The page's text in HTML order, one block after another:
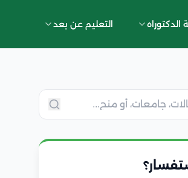
الدكتوراه التعليم عن بعد